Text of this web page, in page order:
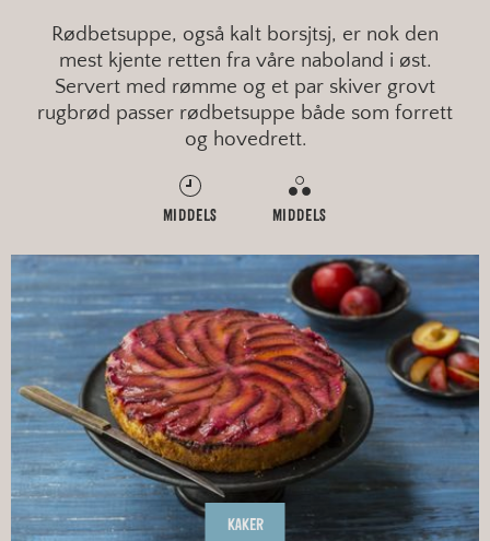
Rødbetsuppe, også kalt borsjtsj, er nok den
mest kjente retten fra våre naboland i øst.
Servert med rømme og et par skiver grovt
rugbrød passer rødbetsuppe både som forrett
og hovedrett.
MIDDELS MIDDELS
KAKER